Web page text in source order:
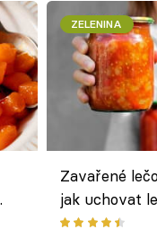
ZELENINA
Zavařené
jak uchovat